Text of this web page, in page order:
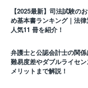
【2025最新】司法試験の
め基本書ランキング｜法
人気11 冊を紹介！
弁護士と公認会計士の関係
難易度差やダブルライセ
メリットまで解説！